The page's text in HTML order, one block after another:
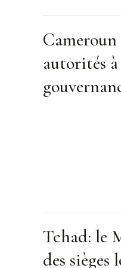
Cameroun
autorités
Tchad: le
des sièges